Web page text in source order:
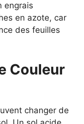
engrais
en azote, car
des feuilles
Couleur
changer de